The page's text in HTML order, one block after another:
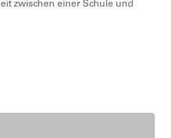
zwischen einer Schule und